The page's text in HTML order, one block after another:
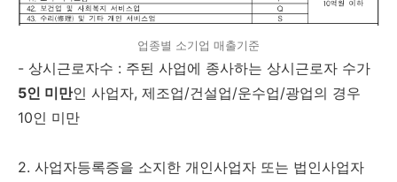
업종별 소기업 매출기준
- 상시근로자수 : 주된 사업에 종사하는 상시근로자 수가
5인 미만인 사업자, 제조업/건설업/운수업/광업의 경우
10인 미만
2. 사업자등록증을 소지한 개인사업자 또는 법인사업자